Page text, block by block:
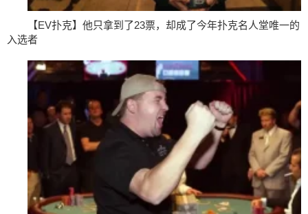
【EV扑克】他只拿到了23票，却成了今年扑克名人堂唯一的
入选者